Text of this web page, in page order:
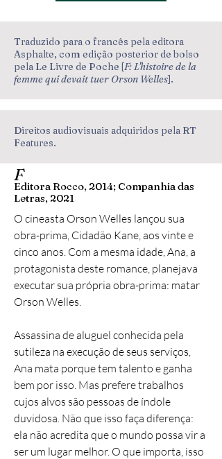
Traduzido para o francês pela editora
Asphalte, com edição posterior de bolso
pela Le Livre de Poche [F: L'histoire de la
femme qui devait tuer Orson Welles].
Direitos audiovisuais adquiridos pela RT
Features.
F
Editora Rocco, 2014; Companhia das
Letras, 2021
O cineasta Orson Welles lançou sua
obra-prima, Cidadão Kane, aos vinte e
cinco anos. Com a mesma idade, Ana, a
protagonista deste romance, planejava
executar sua própria obra-prima: matar
Orson Welles.
Assassina de aluguel conhecida pela
sutileza na execução de seus serviços,
Ana mata porque tem talento e ganha
bem por isso. Mas prefere trabalhos
cujos alvos são pessoas de índole
duvidosa. Não que isso faça diferença:
ela não acredita que o mundo possa vir a
ser um lugar melhor. O que importa, isso